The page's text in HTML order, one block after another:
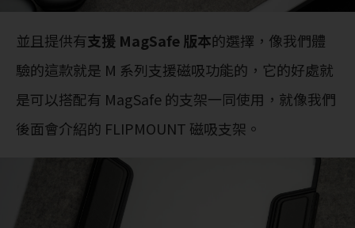
並且提供有支援 MagSafe 版本的選擇，像我們體
驗的這款就是 M 系列支援磁吸功能的，它的好處就
是可以搭配有 MagSafe 的支架一同使用，就像我們
後面會介紹的 FLIPMOUNT 磁吸支架。